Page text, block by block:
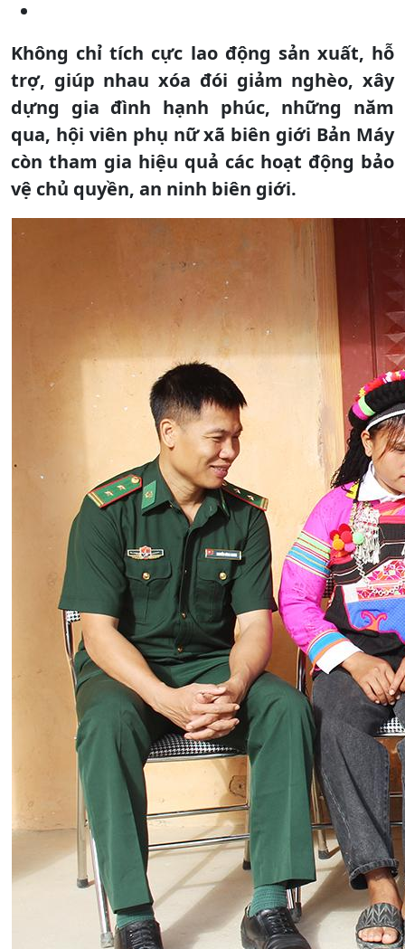
Không chỉ tích cực lao động sản xuất, hỗ
trợ, giúp nhau xóa đói giảm nghèo, xây
dựng gia đình hạnh phúc, những năm
qua, hội viên phụ nữ xã biên giới Bản Máy
còn tham gia hiệu quả các hoạt động bảo
vệ chủ quyền, an ninh biên giới.